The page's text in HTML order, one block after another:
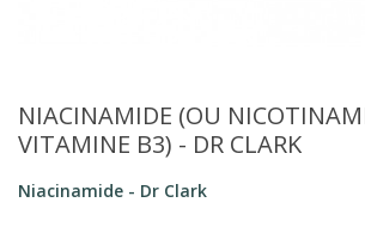
NIACINAMIDE (OU
VITAMINE B3) - DR CLARK
Niacinamide - Dr Clark